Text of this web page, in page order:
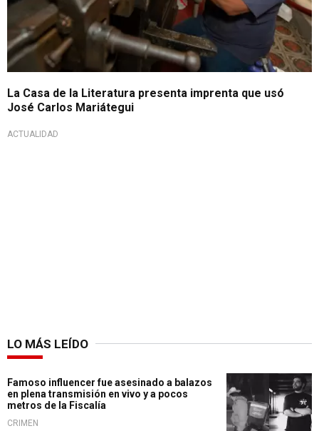
La Casa de la Literatura presenta imprenta que usó
José Carlos Mariátegui
ACTUALIDAD
LO MÁS LEÍDO
Famoso influencer fue asesinado a balazos
en plena transmisión en vivo y a pocos
metros de la Fiscalía
CRIMEN